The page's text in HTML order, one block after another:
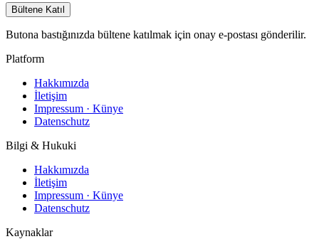
Bültene Katıl
Butona bastığınızda bültene katılmak için onay e-postası gönderilir.
Platform
Hakkımızda
İletişim
Impressum · Künye
Datenschutz
Bilgi & Hukuki
Hakkımızda
İletişim
Impressum · Künye
Datenschutz
Kaynaklar